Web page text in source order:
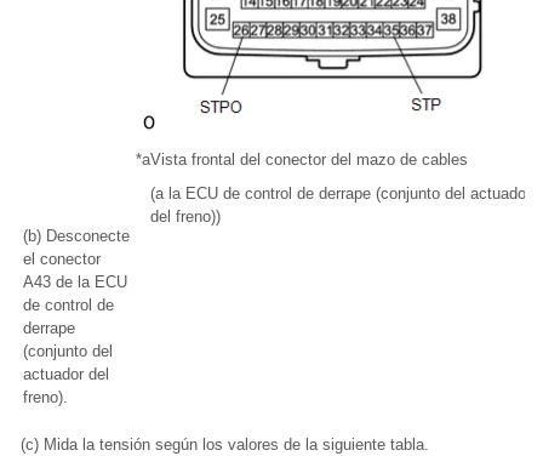
(b) Desconecte
el conector
A43 de la ECU
de control de
derrape
(conjunto del
actuador del
freno).
*aVista frontal del conector del mazo de cables
(a la ECU de control de derrape (conjunto del actuador
del freno))
(c) Mida la tensión según los valores de la siguiente tabla.